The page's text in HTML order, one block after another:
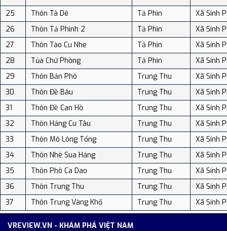
25
Thôn Tà Dê Tả Phìn
Xã Sính
26
Thôn Tả Phình 2 Tả Phìn
Xã Sính
27
Thôn Tào Cu Nhe Tả Phìn
Xã Sính
28
Tủa Chử Phồng Tả Phìn
Xã Sính
29
Thôn Bản Phô Trung Thu
Xã Sính
30
Thôn Đề Bâu Trung Thu
Xã Sính
31
Thôn Đề Can Hồ Trung Thu
Xã Sính
32
Thôn Háng Cu Tâu Trung Thu
Xã Sính
33
Thôn Mô Lông Tổng Trung Thu
Xã Sính
34
Thôn Nhè Sua Háng Trung Thu
Xã Sính
35
Thôn Phô Ca Dao Trung Thu
Xã Sính
36
Thôn Trung Thu Trung Thu
Xã Sính
37
Thôn Trung Vàng Khổ Trung Thu Xã Sính
VREVIEW.VN - KHÁM PHÁ VIỆT NAM